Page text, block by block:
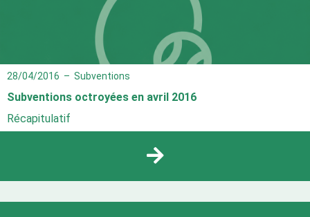
28/04/2016 – Subventions
Subventions octroyées en avril 2016
Récapitulatif